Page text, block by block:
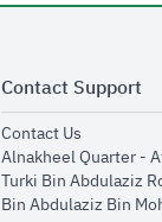
Contact Support
Contact Usopens in
Alnakheel Quarter -
Turki Bin Abdulaziz
Bin Abdulaziz Bin